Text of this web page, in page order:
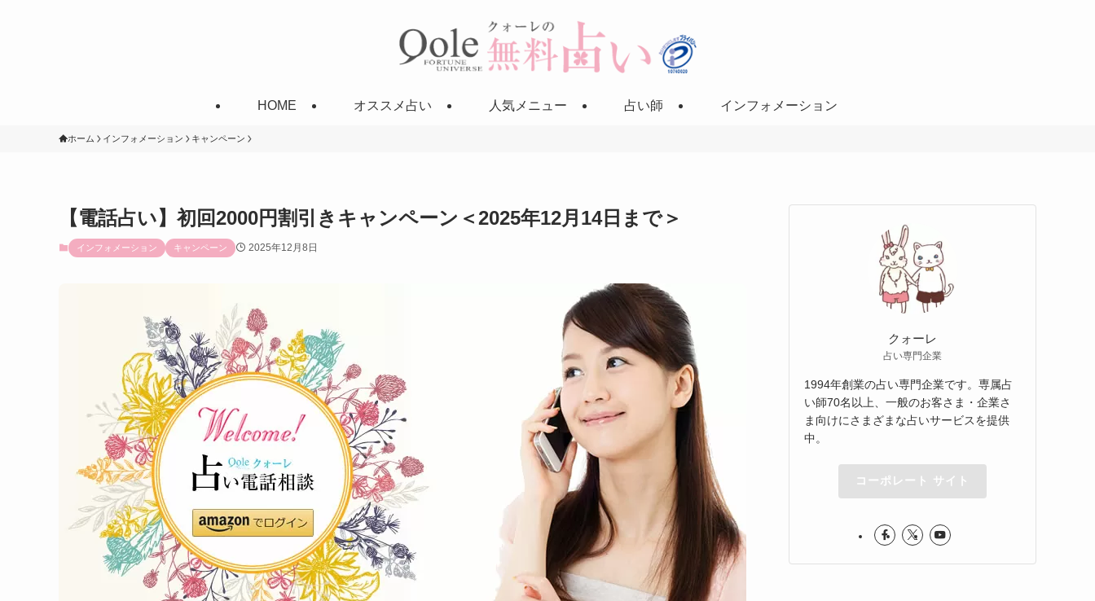
HOME オススメ占い 人気メニュー 占い師 インフォメーション
ホーム インフォメーション キャンペーン
【電話占い】初回2000円割引きキャンペーン＜2025年12月14日まで＞
インフォメーション キャンペーン 2025年12月8日
クォーレ
占い専門企業
1994年創業の占い専門企業です。専属占
い師70名以上、一般のお客さま・企業さ
ま向けにさまざまな占いサービスを提供
中。
コーポレート サイト